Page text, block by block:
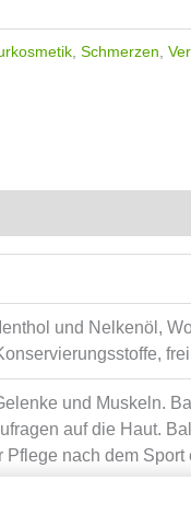
,Schmerzen ,
und Nelkenöl,
und Muskeln.
auf die Haut.
nach dem Sport